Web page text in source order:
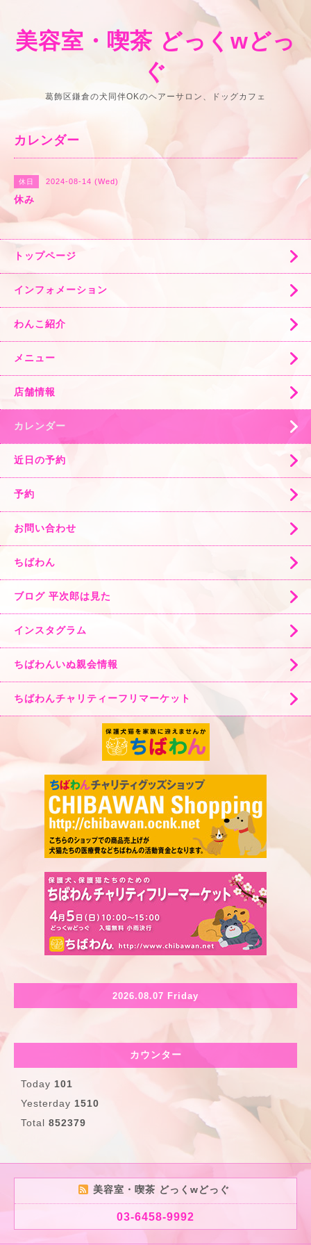
美容室・喫茶 どっくwどっ
ぐ
葛飾区鎌倉の犬同伴OKのヘアーサロン、ドッグカフェ
カレンダー
休日 2024-08-14 (Wed)
休み
トップページ
インフォメーション
わんこ紹介
メニュー
店舗情報
カレンダー
近日の予約
予約
お問い合わせ
ちばわん
ブログ 平次郎は見た
インスタグラム
ちばわんいぬ親会情報
ちばわんチャリティーフリマーケット
2026.08.07 Friday
カウンター
Today 101
Yesterday 1510
Total 852379
美容室・喫茶 どっくwどっぐ
03-6458-9992